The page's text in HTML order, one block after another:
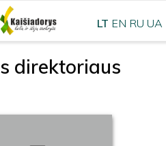
direktoriaus
LT EN RU UA